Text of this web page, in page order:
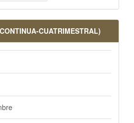
CUATRIMESTRAL)